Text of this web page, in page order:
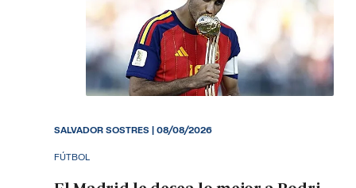
FÚTBOL
SALVADOR SOSTRES |08/08/2026